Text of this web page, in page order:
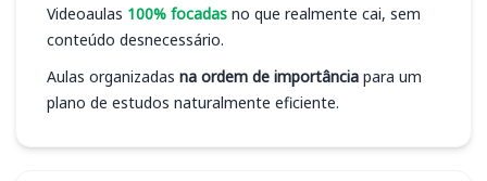
Videoaulas 100% focadas no que realmente cai, sem
conteúdo desnecessário.
Aulas organizadas na ordem de importância para um
plano de estudos naturalmente eficiente.